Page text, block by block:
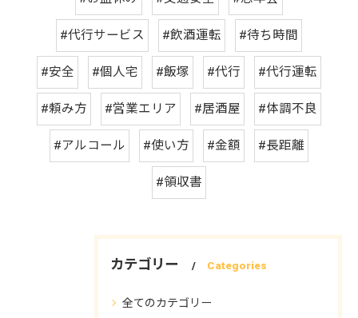
#代行サービス #飲酒運転 #待ち時間
#安全 #個人宅 #飯塚 #代行 #代行運転
#頼み方 #営業エリア #居酒屋 #体調不良
#アルコール #使い方 #金額 #長距離
#領収書
カテゴリー Categories
全てのカテゴリー